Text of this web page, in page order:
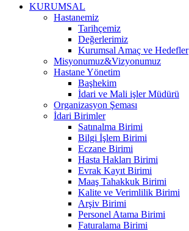
KURUMSAL
Hastanemiz
Tarihçemiz
Değerlerimiz
Kurumsal Amaç ve Hedefler
Misyonumuz&Vizyonumuz
Hastane Yönetim
Başhekim
İdari ve Mali işler Müdürü
Organizasyon Şeması
İdari Birimler
Satınalma Birimi
Bilgi İşlem Birimi
Eczane Birimi
Hasta Hakları Birimi
Evrak Kayıt Birimi
Maaş Tahakkuk Birimi
Kalite ve Verimlilik Birimi
Arşiv Birimi
Personel Atama Birimi
Faturalama Birimi